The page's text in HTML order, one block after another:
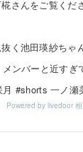
さんをご覧くだ
Powered by livedoor